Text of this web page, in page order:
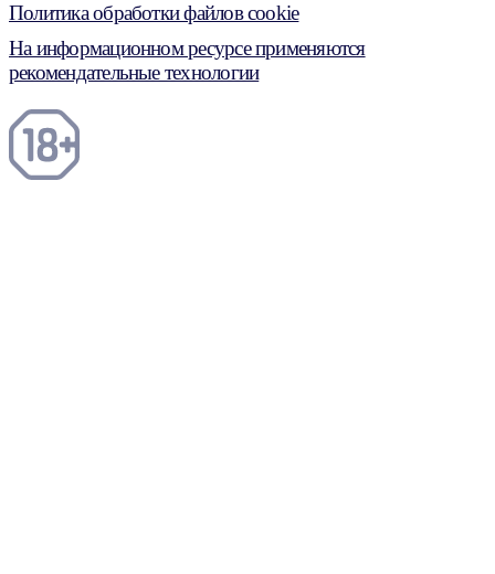
Политика обработки файлов cookie
На информационном ресурсе применяются
рекомендательные технологии